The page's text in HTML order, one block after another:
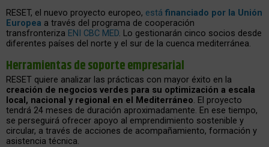
RESET, el nuevo proyecto europeo, está financiado por la Unión
Europea a través del programa de cooperación
transfronteriza ENI CBC MED. Lo gestionarán cinco socios desde
diferentes países del norte y el sur de la cuenca mediterránea.
Herramientas de soporte empresarial
RESET quiere analizar las prácticas con mayor éxito en la
creación de negocios verdes para su optimización a escala
local, nacional y regional en el Mediterráneo. El proyecto
tendrá 24 meses de duración aproximadamente. En ese tiempo,
se perseguirá ofrecer apoyo al emprendimiento sostenible y
circular, a través de acciones de acompañamiento, formación y
asistencia técnica.